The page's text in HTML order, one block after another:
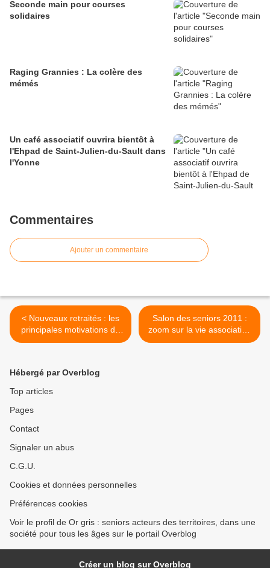
Seconde main pour courses
solidaires
Raging Grannies : La colère des
mémés
Un café associatif ouvrira bientôt à
l'Ehpad de Saint-Julien-du-Sault dans
l'Yonne
Commentaires
Ajouter un commentaire
< Nouveaux retraités : les
principales motivations de
leur départ à la retraite
Salon des seniors 2011 :
zoom sur la vie associative
>
Hébergé par Overblog
Top articles
Pages
Contact
Signaler un abus
C.G.U.
Cookies et données personnelles
Préférences cookies
Voir le profil de Or gris : seniors acteurs des territoires, dans une
société pour tous les âges sur le portail Overblog
Créer un blog sur Overblog